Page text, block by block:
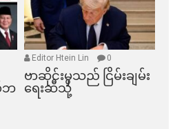
ဘ
Editor Htein Lin 0
ဗာဆိုင်းမှသည် ငြိမ်းချမ်း
ရေးဆီသို့